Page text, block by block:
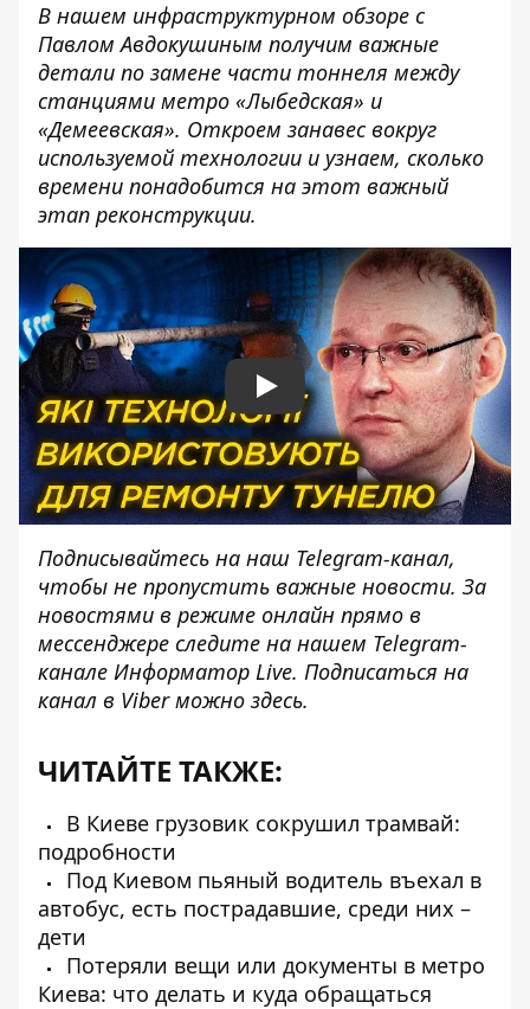
В нашем инфраструктурном обзоре с
Павлом Авдокушиным получим важные
детали по замене части тоннеля между
станциями метро «Лыбедская» и
«Демеевская». Откроем занавес вокруг
используемой технологии и узнаем, сколько
времени понадобится на этот важный
этап реконструкции.
Play
Подписывайтесь на наш Telegram-канал,
чтобы не пропустить важные новости. За
новостями в режиме онлайн прямо в
мессенджере следите на нашем Telegram-
канале Информатор Live. Подписаться на
канал в Viber можно здесь.
ЧИТАЙТЕ ТАКЖЕ:
В Киеве грузовик сокрушил трамвай:
подробности
Под Киевом пьяный водитель въехал в
автобус, есть пострадавшие, среди них –
дети
Потеряли вещи или документы в метро
Киева: что делать и куда обращаться